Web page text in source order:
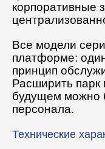
корпоративные
Все модели
платформе:
принцип
Расширить
будущем можно
персонала.
Технические